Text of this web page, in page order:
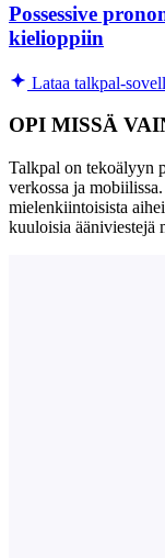
Possessive
kielioppiin
Lataa talkpal-
OPI MISSÄ
Talkpal on tekoälyyn
verkossa ja
mielenkiintoisista
kuuloisia ääniviestejä